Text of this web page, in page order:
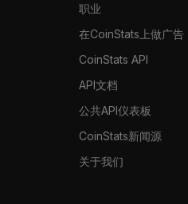
职业
在CoinStats上做广告
CoinStats API
API文档
公共API仪表板
CoinStats新闻源
关于我们